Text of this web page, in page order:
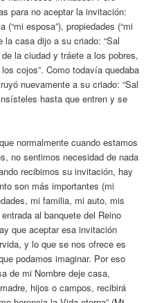
para no aceptar la invitación:
(“mi esposa”), propiedades (“mi
la casa dijo a su criado: “Sal
la ciudad y tráete a los pobres,
cojos”. Como todavía quedaba
nuevamente a su criado: “Sal
hasta que entren y se
normalmente cuando estamos
no sentimos necesidad de nada
recibimos su invitación, hay
son más importantes (mi
mi familia, mi auto, mis
al banquete del Reino
que aceptar esa invitación
y lo que se nos ofrece es
podamos imaginar. Por eso
de mi Nombre deje casa,
hijos o campos, recibirá